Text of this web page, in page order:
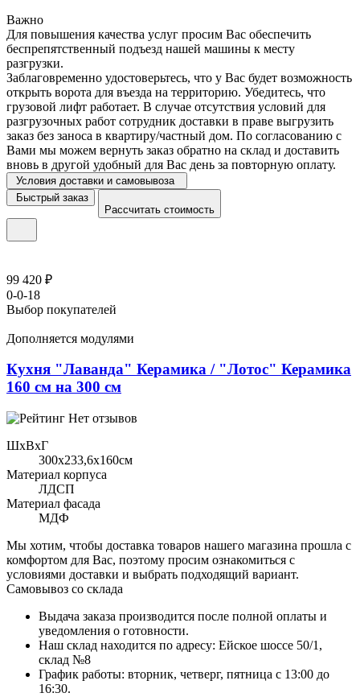
Важно
Для повышения качества услуг просим Вас обеспечить
беспрепятственный подъезд нашей машины к месту
разгрузки.
Заблаговременно удостоверьтесь, что у Вас будет возможность
открыть ворота для въезда на территорию. Убедитесь, что
грузовой лифт работает. В случае отсутствия условий для
разгрузочных работ сотрудник доставки в праве выгрузить
заказ без заноса в квартиру/частный дом. По согласованию с
Вами мы можем вернуть заказ обратно на склад и доставить
вновь в другой удобный для Вас день за повторную оплату.
Условия доставки и самовывоза
Быстрый заказ
Рассчитать стоимость
99 420 ₽
0-0-18
Выбор покупателей
Дополняется модулями
Кухня "Лаванда" Керамика / "Лотос" Керамика
160 см на 300 см
Нет отзывов
ШхВхГ
300x233,6х160см
Материал корпуса
ЛДСП
Материал фасада
МДФ
Мы хотим, чтобы доставка товаров нашего магазина прошла с
комфортом для Вас, поэтому просим ознакомиться с
условиями доставки и выбрать подходящий вариант.
Самовывоз со склада
Выдача заказа производится после полной оплаты и
уведомления о готовности.
Наш склад находится по адресу: Ейское шоссе 50/1,
склад №8
График работы: вторник, четверг, пятница с 13:00 до
16:30.